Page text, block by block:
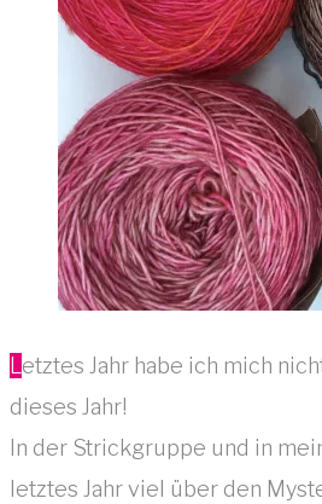
dieses Jahr!
In der Strickgruppe und in
letztes Jahr viel über den